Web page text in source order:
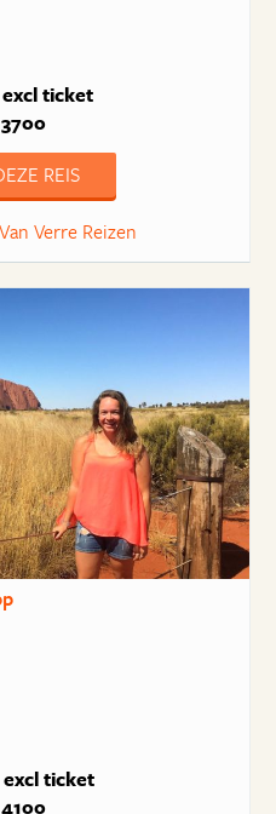
excl ticket
REIS
Verre Reizen
excl ticket